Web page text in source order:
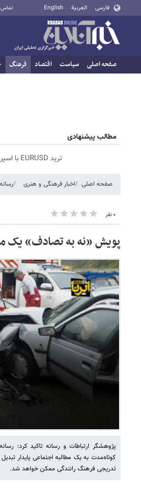
فارسی العربية English تماس
صفحه اصلی سیاست اقتصاد فرهنگ
مطالب پیشنهادی
ترید EURUSD با اسپرد از صفر پیپ
صفحه اصلی اخبار فرهنگی و هنری رسانه
۰ نفر
پویش «نه به تصادف» یک
پژوهشگر ارتباطات و رسانه تاکید کرد:
کوتاه‌مدت به یک مطالبه اجتماعی پایدار
تدریجی فرهنگ رانندگی ممکن خواهد شد.